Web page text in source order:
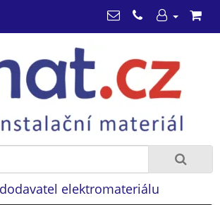
elektromateriálu